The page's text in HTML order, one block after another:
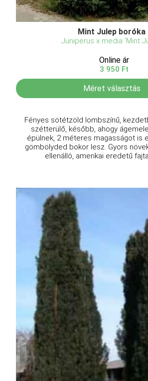
Mint Julep boróka
Juniperus x media 'Mint
Online ár
3 950 Ft
Méret választás
Fényes sötétzöld lombszínű,
szétterülő, később, ahogy
épülnek, 2 méteres magasságot is
gömbölyded bokor lesz. Gyors
ellenálló, amerikai eredetű